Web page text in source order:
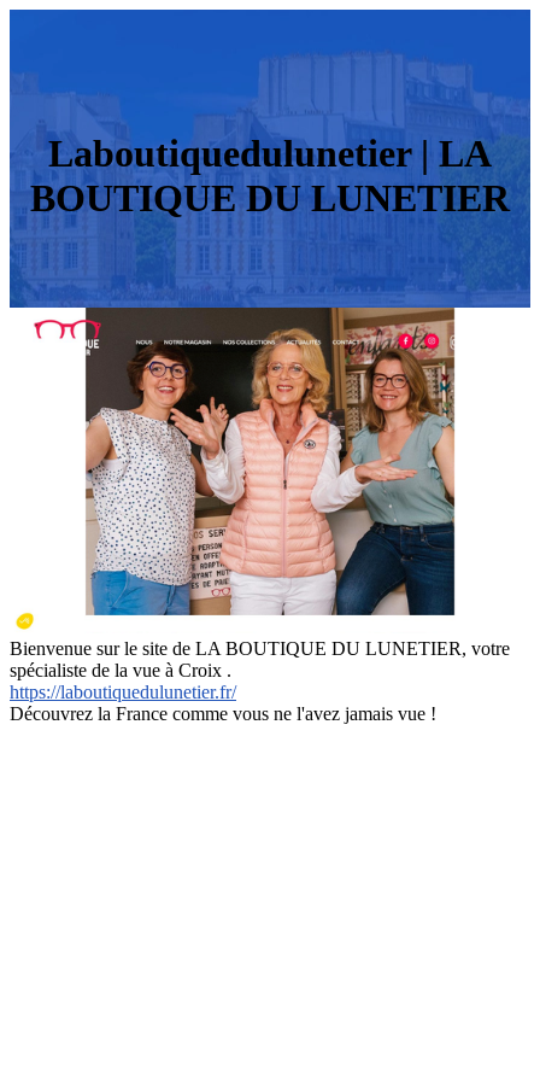
Laboutiquedulune­tier | LA
BOUTIQUE DU LUNETIER
Bienvenue sur le site de LA BOUTIQUE DU LUNETIER, votre
spécialiste de la vue à Croix .
https://laboutiquedulunetier.fr/
Découvrez la France comme vous ne l'avez jamais vue !